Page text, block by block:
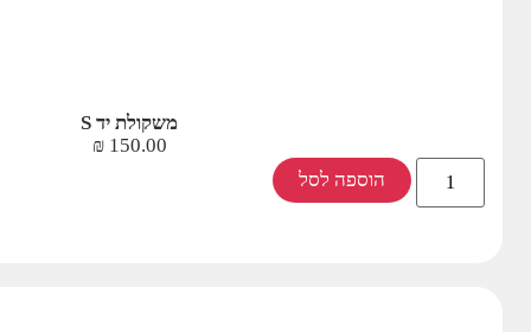
משקולת יד S
150.00
₪
הוספה לסל